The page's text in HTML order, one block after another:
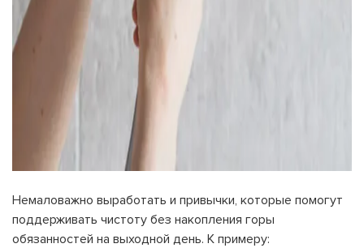
Немаловажно выработать и привычки, которые помогут
поддерживать чистоту без накопления горы
обязанностей на выходной день. К примеру: